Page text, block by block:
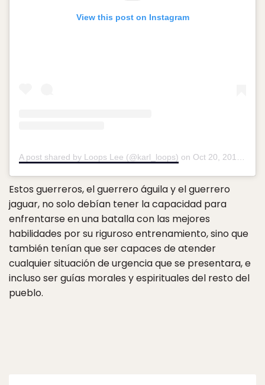
View this post on Instagram
A post shared by Loops Lee (@karl_loops) on Oct 20, 2018 at 5:33pm PDT
Estos guerreros, el guerrero águila y el guerrero
jaguar, no solo debían tener la capacidad para
enfrentarse en una batalla con las mejores
habilidades por su riguroso entrenamiento, sino que
también tenían que ser capaces de atender
cualquier situación de urgencia que se presentara, e
incluso ser guías morales y espirituales del resto del
pueblo.